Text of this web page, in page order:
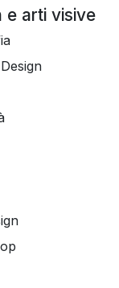
e arti visive